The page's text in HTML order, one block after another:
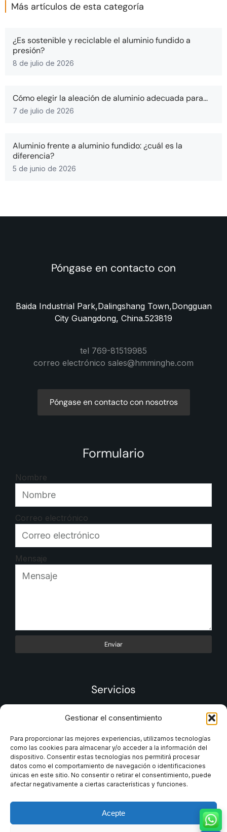
Gestionar el consentimiento
Para proporcionar las mejores experiencias, utilizamos tecnologías
como las cookies para almacenar y/o acceder a la información del
dispositivo. Consentir estas tecnologías nos permitirá procesar
datos como el comportamiento de navegación o identificaciones
únicas en este sitio. No consentir o retirar el consentimiento, puede
afectar negativamente a ciertas características y funciones.
Acepte
Más artículos de esta categoría
¿Es sostenible y reciclable el aluminio fundido a
presión?
8 de julio de 2026
Cómo elegir la aleación de aluminio adecuada para...
7 de julio de 2026
Aluminio frente a aluminio fundido: ¿cuál es la
diferencia?
5 de junio de 2026
Póngase en contacto con
Baida Industrial Park,Dalingshang Town,Dongguan
City Guangdong, China.523819
tel 769-81519985
correo electrónico sales@hmminghe.com
Póngase en contacto con nosotros
Formulario
Nombre
Correo electrónico
Mensaje
Enviar
Servicios